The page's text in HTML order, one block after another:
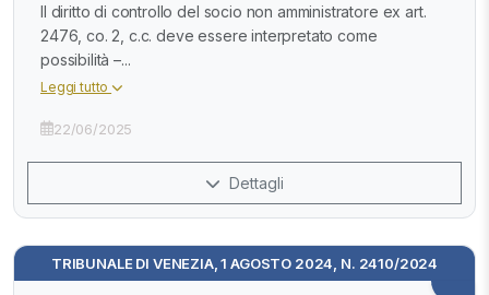
Il diritto di controllo del socio non amministratore ex art.
2476, co. 2, c.c. deve essere interpretato come
possibilità –...
Leggi tutto
22/06/2025
Dettagli
TRIBUNALE DI VENEZIA, 1 AGOSTO 2024, N. 2410/2024